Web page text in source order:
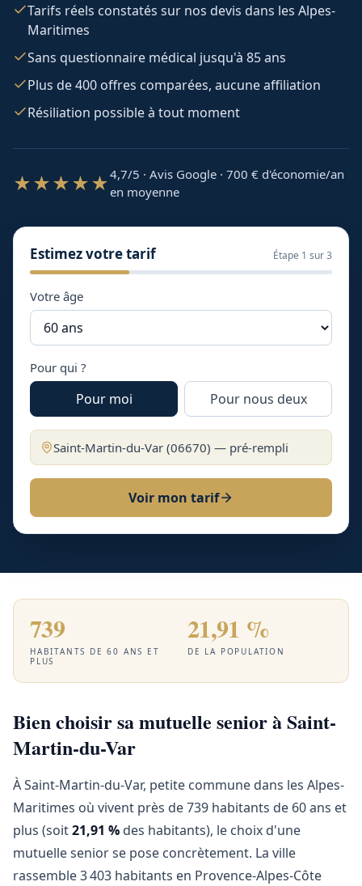
Tarifs réels constatés sur nos devis dans les Alpes-
Maritimes
Sans questionnaire médical jusqu'à 85 ans
Plus de 400 offres comparées, aucune affiliation
Résiliation possible à tout moment
★★★★★4,7/5 · Avis Google · 700 € d'économie/an
en moyenne
Estimez votre tarif Étape 1 sur 3
Votre âge
Pour qui ?
Pour moi Pour nous deux
Saint-Martin-du-Var (06670) — pré-rempli
Voir mon tarif
739
HABITANTS DE 60 ANS ET
PLUS
21,91 %
DE LA POPULATION
Bien choisir sa mutuelle senior à Saint-
Martin-du-Var
À Saint-Martin-du-Var, petite commune dans les Alpes-
Maritimes où vivent près de 739 habitants de 60 ans et
plus (soit21,91 % des habitants), le choix d'une
mutuelle senior se pose concrètement. La ville
rassemble 3 403 habitants en Provence-Alpes-Côte